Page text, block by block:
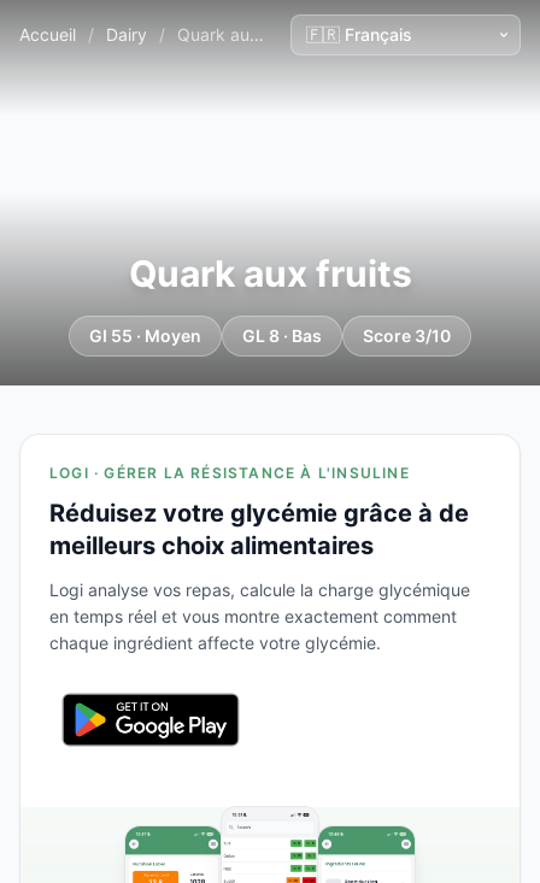
Accueil / Dairy / Quark aux fruits
Quark aux fruits
GI 55 · Moyen GL 8 · Bas Score 3/10
LOGI · GÉRER LA RÉSISTANCE À L'INSULINE
Réduisez votre glycémie grâce à de
meilleurs choix alimentaires
Logi analyse vos repas, calcule la charge glycémique
en temps réel et vous montre exactement comment
chaque ingrédient affecte votre glycémie.